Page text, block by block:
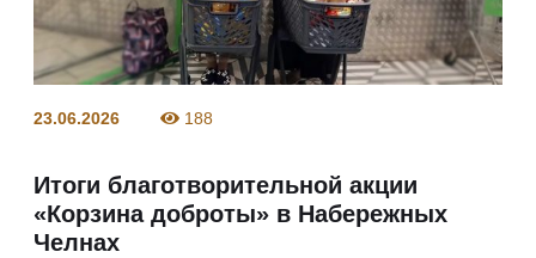
23.06.2026 188
Итоги благотворительной акции
«Корзина доброты» в Набережных
Челнах